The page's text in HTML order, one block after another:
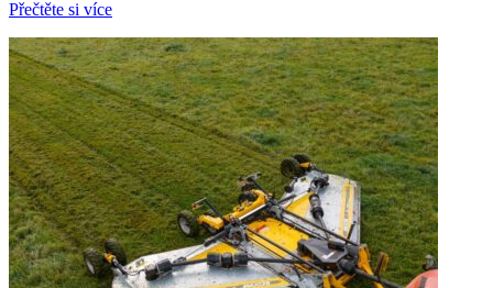
Přečtěte si více